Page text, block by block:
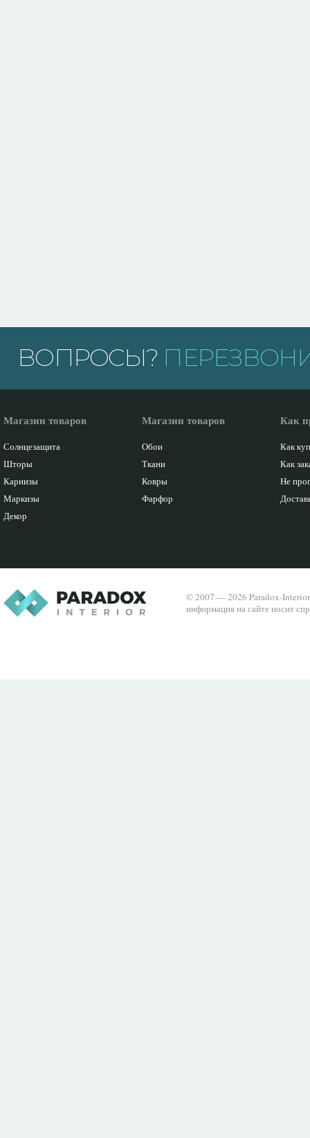
ВОПРОСЫ?
Магазин товаров
Солнцезащита
Шторы
Карнизы
Маркизы
Декор
Магазин товаров
Обои
Ткани
Ковры
Фарфор
Как
Как
Как
Не
© 2007 — 2026 Paradox-
информация на сайте носит